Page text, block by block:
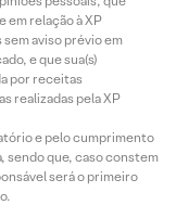
em relação à XP
aviso prévio em
e que sua(s)
por receitas
realizadas pela XP
e pelo cumprimento
sendo que, caso constem
será o primeiro